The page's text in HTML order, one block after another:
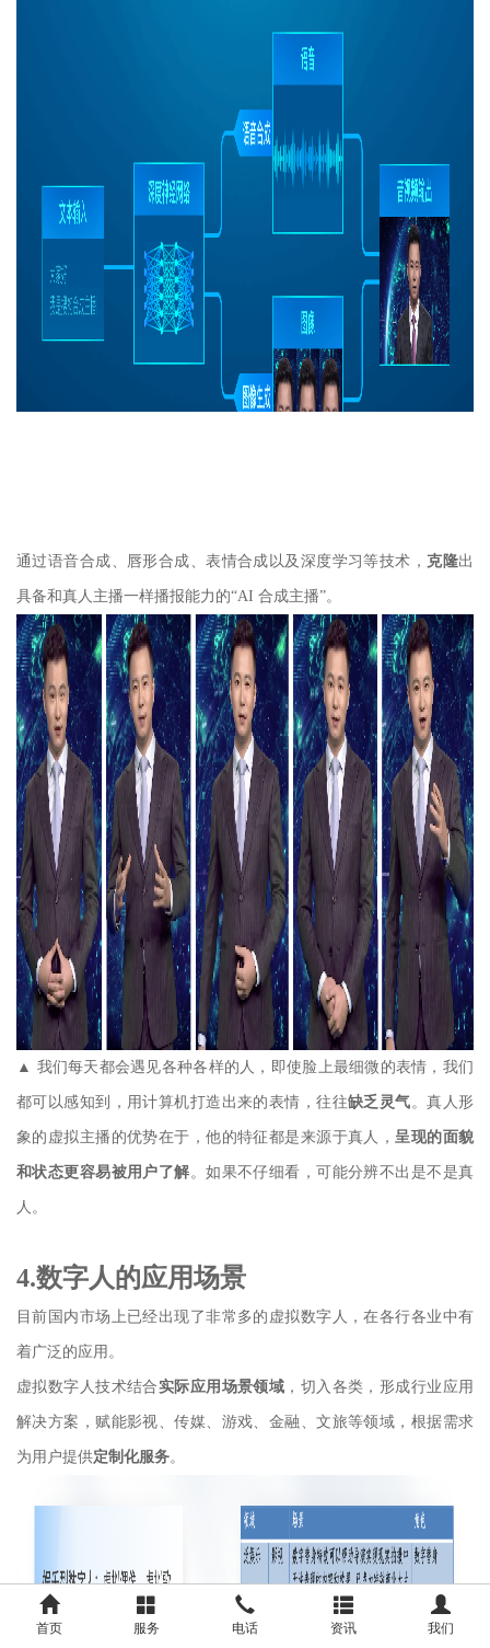
通过语音合成、唇形合成、表情合成以及深度学习等技术，克隆出
具备和真人主播一样播报能力的“AI 合成主播”。
▲ 我们每天都会遇见各种各样的人，即使脸上最细微的表情，我们
都可以感知到，用计算机打造出来的表情，往往缺乏灵气 。真人形
象的虚拟主播的优势在于，他的特征都是来源于真人， 呈现的面貌
和状态更容易被用户了解 。如果不仔细看，可能分辨不出是不是真
人。
4.数字人的应用场景
目前国内市场上已经出现了非常多的虚拟数字人，在各行各业中有
着广泛的应用。
虚拟数字人技术结合实际应用场景领域 ，切入各类，形成行业应用
解决方案，赋能影视、传媒、游戏、金融、文旅等领域，根据需求
为用户提供定制化服务。
首页 服务 电话 资讯 我们